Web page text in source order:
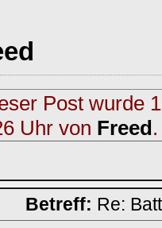
Post wurde
Uhr von Freed.
Betreff: Re: